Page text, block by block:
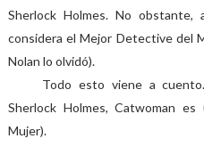
Sherlock Holmes. No
considera el Mejor Detective del
Nolan lo olvidó).
Todo esto viene a
Sherlock Holmes, Catwoman
Mujer).